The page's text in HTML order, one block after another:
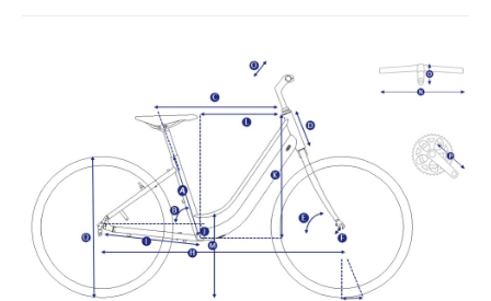
铝合金轮圈
花鼓 铝合金花鼓
辐条 14G HTSS
轮胎 24”/26”X1.25”轮胎